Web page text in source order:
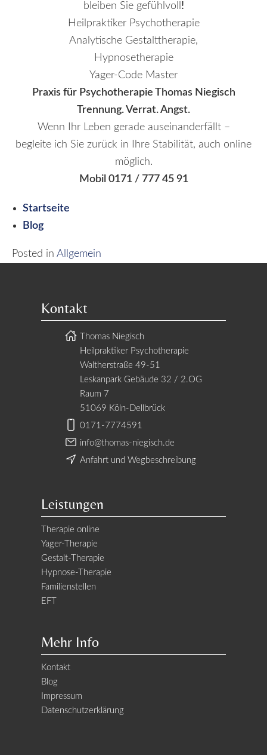
bleiben Sie gefühlvoll !
Heilpraktiker Psychotherapie
Analytische Gestalttherapie,
Hypnosetherapie
Yager-Code Master
Praxis für Psychotherapie Thomas Niegisch
Trennung. Verrat. Angst.
Wenn Ihr Leben gerade auseinanderfällt –
begleite ich Sie zurück in Ihre Stabilität, auch online
möglich.
Mobil 0171 / 777 45 91
Startseite
Blog
Posted in Allgemein
Kontakt
Thomas Niegisch
Heilpraktiker Psychotherapie
Waltherstraße 49-51
Leskanpark Gebäude 32 / 2.OG
Raum 7
51069 Köln-Dellbrück
0171-7774591
info@thomas-niegisch.de
Anfahrt und Wegbeschreibung
Leistungen
Therapie online
Yager-Therapie
Gestalt-Therapie
Hypnose-Therapie
Familienstellen
EFT
Mehr Info
Kontakt
Blog
Impressum
Datenschutzerklärung